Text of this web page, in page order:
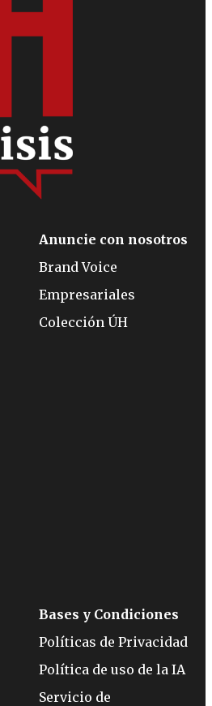
Anuncie con nosotros
Brand Voice
Empresariales
Colección ÚH
Bases y Condiciones
Políticas de Privacidad
Política de uso de la IA
Servicio de